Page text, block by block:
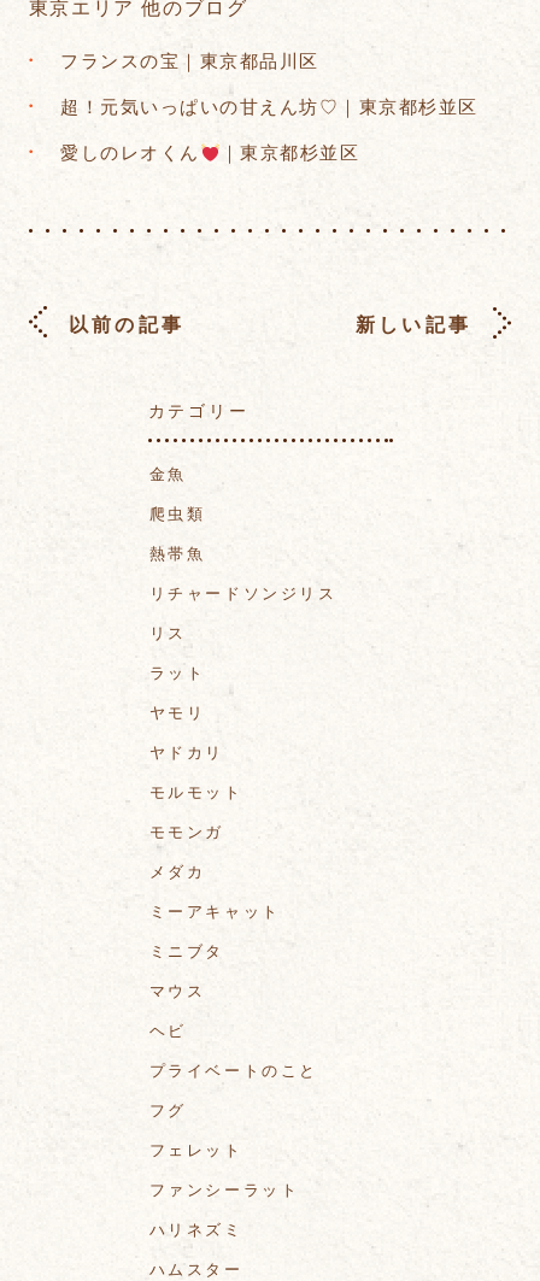
東京エリア 他のブログ
フランスの宝｜東京都品川区
超！元気いっぱいの甘えん坊♡｜東京都杉並区
愛しのレオくん ｜東京都杉並区
以前の記事 新しい記事
カテゴリー
金魚
爬虫類
熱帯魚
リチャードソンジリス
リス
ラット
ヤモリ
ヤドカリ
モルモット
モモンガ
メダカ
ミーアキャット
ミニブタ
マウス
ヘビ
プライベートのこと
フグ
フェレット
ファンシーラット
ハリネズミ
ハムスター